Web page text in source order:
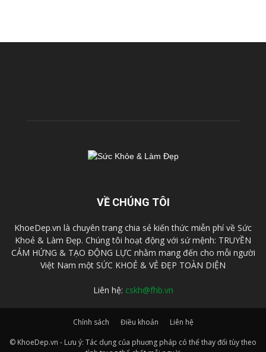
VỀ CHÚNG TÔI
KhoeDep.vn là chuyên trang chia sẻ kiến thức miễn phí về Sức
Khoẻ & Làm Đẹp. Chúng tôi hoạt động với sứ mệnh: TRUYỀN
CẢM HỨNG & TẠO ĐỘNG LỰC nhằm mang đến cho mỗi người
Việt Nam một SỨC KHOẺ & VẺ ĐẸP TOÀN DIỆN
Liên hệ: cskh@fhb.vn
Chính sách Điều khoản
Liên hệ
© KhoeDep.vn - Lưu ý: Tác dụng của phuơng pháp có thể thay đổi tùy theo